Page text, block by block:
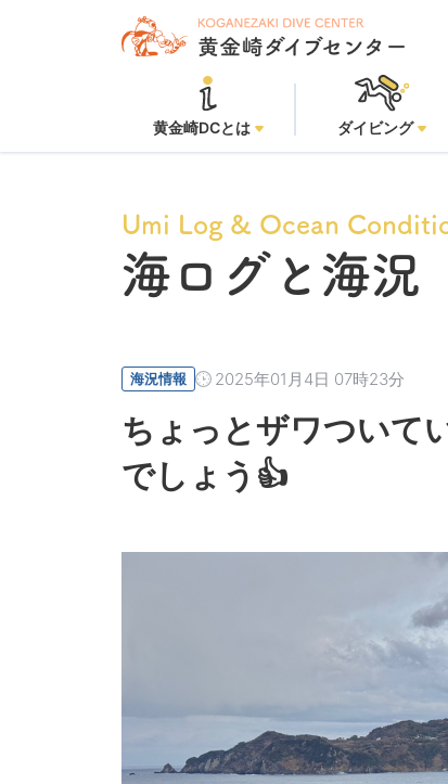
黄金崎DCとは ダイビング
Umi Log & Ocean
海ログと海況
海況情報 2025年01月4日 07時23分
ちょっとザワついて
でしょう👍